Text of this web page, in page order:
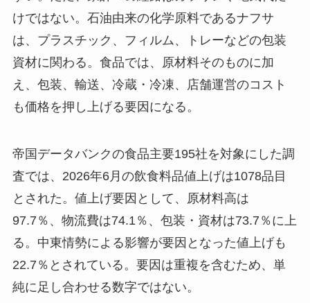
けではない。石油由来の化学原料であるナフサ
は、プラスチック、フィルム、トレーなどの包装
資材に関わる。食品では、原材料そのものに加
え、包装、輸送、冷蔵・冷凍、店舗運営のコスト
も価格を押し上げる要因になる。
帝国データバンクの食品主要195社を対象にした調
査では、2026年6月の飲食料品値上げは1078品目
とされた。値上げ要因として、原材料高は
97.7％、物流費は74.1％、包装・資材は73.7％に上
る。中東情勢による影響が要因となった値上げも
22.7％とされている。要因は重複を含むため、単
純に足し合わせる数字ではない。